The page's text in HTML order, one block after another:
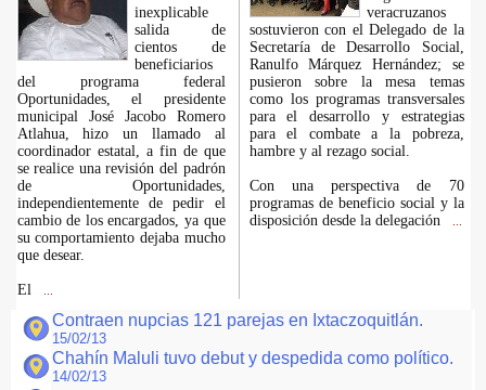
inexplicable
salida de
cientos de
beneficiarios
del programa federal
Oportunidades, el presidente
municipal José Jacobo Romero
Atlahua, hizo un llamado al
coordinador estatal, a fin de que
se realice una revisión del padrón
de Oportunidades,
independientemente de pedir el
cambio de los encargados, ya que
su comportamiento dejaba mucho
que desear.
El
veracruzanos
sostuvieron con el Delegado de la
Secretaría de Desarrollo Social,
Ranulfo Márquez Hernández; se
pusieron sobre la mesa temas
como los programas transversales
para el desarrollo y estrategias
para el combate a la pobreza,
hambre y al rezago social.
Con una perspectiva de 70
programas de beneficio social y la
disposición desde la delegación
Contraen nupcias 121 parejas en Ixtaczoquitlán.
15/02/13
Chahín Maluli tuvo debut y despedida como político.
14/02/13